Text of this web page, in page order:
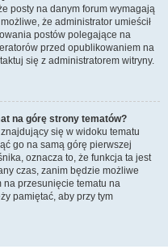
posty na danym forum wymagają
że administrator umieścił
postów polegające na
przed opublikowaniem na
się z administratorem witryny.
na górę strony tematów?
się w widoku tematu
go na samą górę pierwszej
oznacza to, że funkcja ta jest
czas, zanim będzie możliwe
na przesunięcie tematu na
pamiętać, aby przy tym